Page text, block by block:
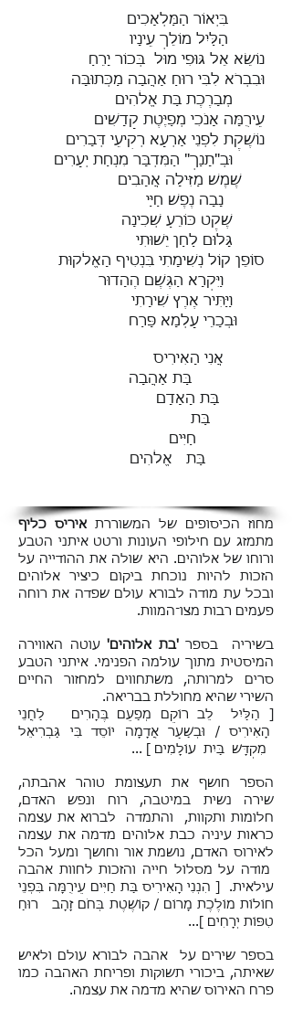
בִּיְאוֹר הַמַּלְאָכִים
הַלַּיִל מוֹלֵךְ עֵינָיו
נוֹשֵׂא אֵל גּוּפִי מוּל בְּכוֹר יָרֵחַ
וּבִבְרֹא לִבִּי רוּחַ אַהֲבָה מַכְּתוּבָּה
מְבָרֶכֶת בַּת אֱלֹהִים
עֵירֻמָּה אָנֹכִי מְפַיֶּטֶת קָדָשִׁים
נוֹשֶׁקֶת לִפְנֵי אַרְעָא רְקִיעֵי דְּבָרִים
וּבְ"תָנַךְ" הַמִּדְבָּר מִנְחַת יְעָרִים
שֶׁמֶשׁ מַזִּילָה אֲהָבִים
נָבָה נֶפֶשׁ חַיַּי
שֶׁקֶט כּוֹרֵעַ שְׁכִינָה
גָּלוּם לַחַן יֵשׁוּתִי
סוֹפֵן קוֹל נְשִׁימָתִי בִּנְטִיף הָאֱלֹקוּת
וַיִּקְרָא הַגֶּשֶׁם הֶהָדוּר
וַיַּתִּיר אֶרֶץ שִׁירָתִי
וּבְכָרֵי עָלְמָא פָּרַח
אֲנִי הָאִירִיס
בַּת אַהֲבָה
בַּת הָאָדָם
בַּת
חַיִּים
בַּת אֱלֹהִים
מחוז הכיסופים של המשוררת איריס כליף
מתמזג עם חילופי העונות ורטט איתני הטבע
ורוחו של אלוהים. היא שולה את ההודייה על
הזכות להיות נוכחת ביקום כיציר אלוהים
ובכל עת מודה לבורא עולם שפדה את רוחה
פעמים רבות מצו־המוות.
בשיריה בספר'בת אלוהים' עוטה האווירה
המיסטית מתוך עולמה הפנימי. איתני הטבע
סרים למרותה, משתחווים למחזור החיים
השירי שהיא מחוללת בבריאה.
[ הַלַּיִל לֵב רוֹקֵם מְפַעֵם בֶּהָרִים לַחֲנֵי
הָאִירִיס / וּבְשַׁעַר אֲדָמָה יוֹסֵד בִּי גַּבְרִיאֵל
מִקְדָּשׁ בַּיִת עוֹלָמִים ] ...
הספר חושף את תעצומת טוהר אהבתה,
שירה נשית במיטבה, רוח ונפש האדם,
חלומות ותקוות, והתמדה לברוא את עצמה
כראות עיניה כבת אלוהים מדמה את עצמה
לאירוס האדם, נושמת אור וחושך ומעל הכל
מודה על מסלול חייה והזכות לחוות אהבה
עילאית. [ הִנְנִי הָאִירִיס בַּת חַיִּים עֵירֻמָּה בִּפְנֵי
חוֹלוֹת מוֹלֶכֶת מָרוֹם / קוֹשֶׁטֶת בְּחֹם זָהָב רוּחַ
טִפּוֹת יְרָחִים ]...
בספר שירים על אהבה לבורא עולם ולאיש
שאיתה, ביכורי תשוקות ופריחת האהבה כמו
פרח האירוס שהיא מדמה את עצמה.